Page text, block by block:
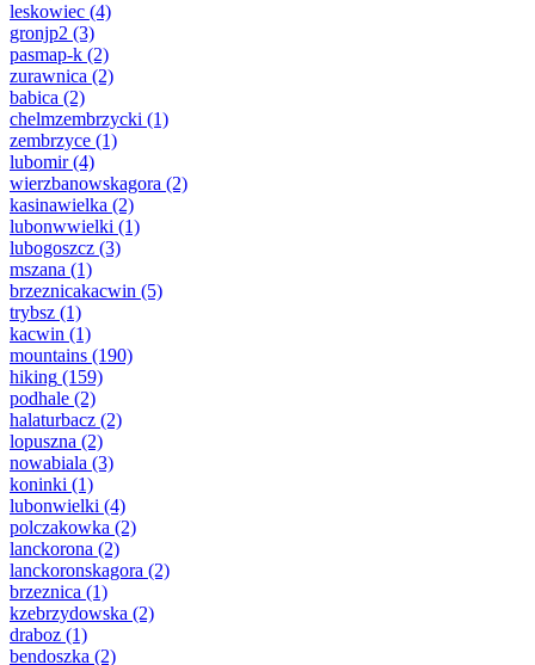
leskowiec (4)
gronjp2 (3)
pasmap-k (2)
zurawnica (2)
babica (2)
chelmzembrzycki (1)
zembrzyce (1)
lubomir(4)
wierzbanowskagora (2)
kasinawielka (2)
lubonwwielki (1)
lubogoszcz (3)
mszana (1)
brzeznicakacwin (5)
trybsz (1)
kacwin (1)
mountains (190)
hiking (159)
podhale (2)
halaturbacz (2)
lopuszna (2)
nowabiala (3)
koninki (1)
lubonwielki (4)
polczakowka (2)
lanckorona (2)
lanckoronskagora (2)
brzeznica (1)
kzebrzydowska (2)
draboz (1)
bendoszka (2)